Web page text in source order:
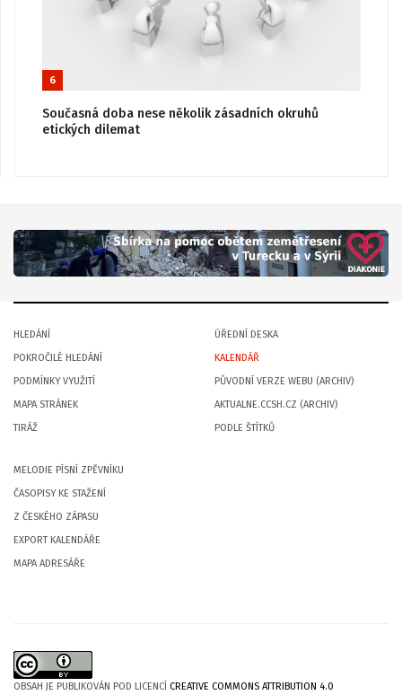
6
Současná doba nese několik zásadních okruhů
etických dilemat
HLEDÁNÍ
POKROČILÉ HLEDÁNÍ
PODMÍNKY VYUŽITÍ
MAPA STRÁNEK
TIRÁŽ
ÚŘEDNÍ DESKA
KALENDÁŘ
PŮVODNÍ VERZE WEBU (ARCHIV)
AKTUALNE.CCSH.CZ (ARCHIV)
PODLE ŠTÍTKŮ
MELODIE PÍSNÍ ZPĚVNÍKU
ČASOPISY KE STAŽENÍ
Z ČESKÉHO ZÁPASU
EXPORT KALENDÁŘE
MAPA ADRESÁŘE
OBSAH JE PUBLIKOVÁN POD LICENCÍ CREATIVE COMMONS ATTRIBUTION 4.0